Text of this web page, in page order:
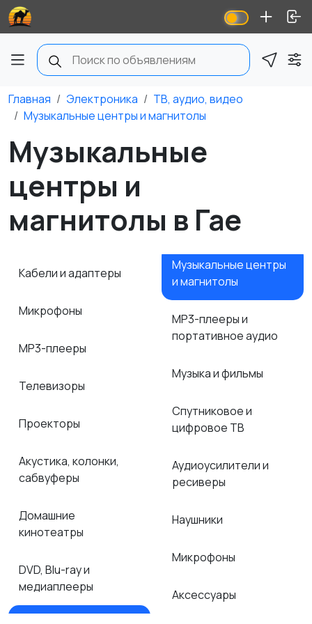
Главная Электроника
ТВ, аудио, видео
Музыкальные центры и магнитолы
Музыкальные
центры и
магнитолы в Гае
Кабели и адаптеры
Микрофоны
MP3-плееры
Телевизоры
Проекторы
Акустика, колонки,
сабвуферы
Домашние
кинотеатры
DVD, Blu-ray и
медиаплееры
Музыкальные центры
и магнитолы
MP3-плееры и
портативное аудио
Музыка и фильмы
Спутниковое и
цифровое ТВ
Аудиоусилители и
ресиверы
Наушники
Микрофоны
Аксессуары